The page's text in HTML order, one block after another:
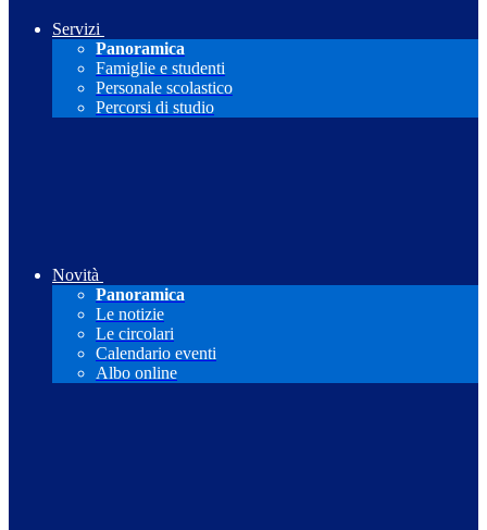
Servizi
Panoramica
Famiglie e studenti
Personale scolastico
Percorsi di studio
Novità
Panoramica
Le notizie
Le circolari
Calendario eventi
Albo online